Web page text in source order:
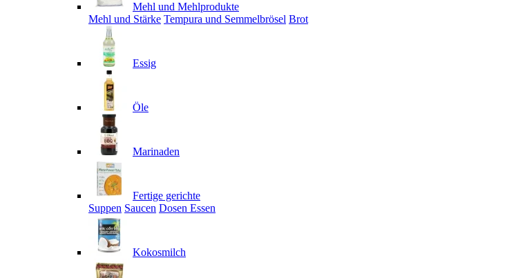
Mehl und Mehlprodukte
Mehl und Stärke Tempura und Semmelbrösel Brot
Essig
Öle
Marinaden
Fertige gerichte
Suppen Saucen Dosen Essen
Kokosmilch